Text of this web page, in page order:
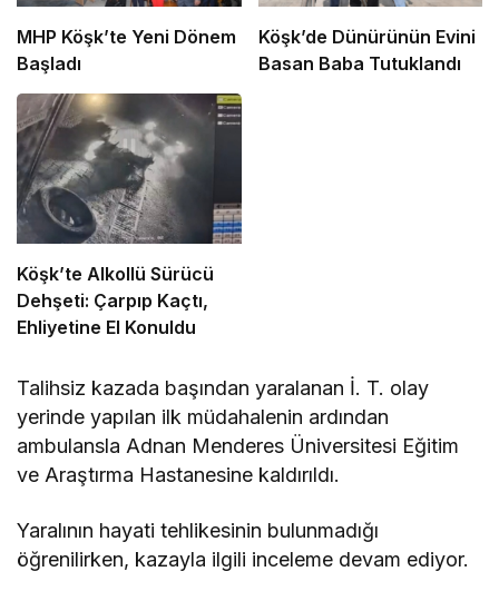
MHP Köşk’te Yeni Dönem
Başladı
Köşk’de Dünürünün Evini
Basan Baba Tutuklandı
Köşk’te Alkollü Sürücü
Dehşeti: Çarpıp Kaçtı,
Ehliyetine El Konuldu
Talihsiz kazada başından yaralanan İ. T. olay
yerinde yapılan ilk müdahalenin ardından
ambulansla Adnan Menderes Üniversitesi Eğitim
ve Araştırma Hastanesine kaldırıldı.
Yaralının hayati tehlikesinin bulunmadığı
öğrenilirken, kazayla ilgili inceleme devam ediyor.